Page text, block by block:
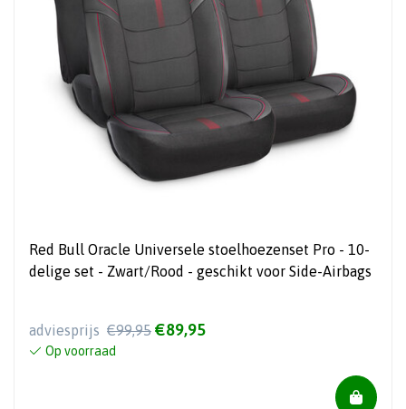
Red Bull Oracle Universele stoelhoezenset Pro - 10-
delige set - Zwart/Rood - geschikt voor Side-Airbags
adviesprijs €99,95 €89,95
Op voorraad